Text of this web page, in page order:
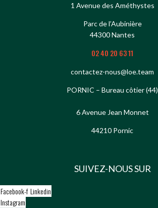
1 Avenue des Améthystes
Parc de l’Aubinière
44300 Nantes
02 40 20 63 11
contactez-nous@loe.team
PORNIC – Bureau côtier (44)
6 Avenue Jean Monnet
44210 Pornic
SUIVEZ-NOUS SUR
Facebook-f Linkedin
Instagram